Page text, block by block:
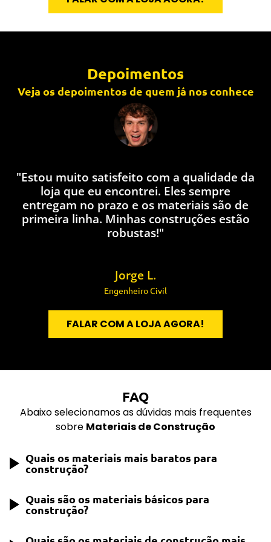
Depoimentos
Veja os depoimentos de quem já nos conhece
"Estou muito satisfeito com a qualidade da
loja que eu encontrei. Eles sempre
entregam no prazo e os materiais são de
primeira linha. Minhas construções estão
robustas!"
Jorge L.
Engenheiro Civil
FALAR COM A LOJA AGORA!
FAQ
Abaixo selecionamos as dúvidas mais frequentes
sobre Materiais de Construção
Quais os materiais mais baratos para
construção?
A construção mais econômica geralmente
envolve materiais como blocos de concreto,
Quais são os materiais básicos para
construção?